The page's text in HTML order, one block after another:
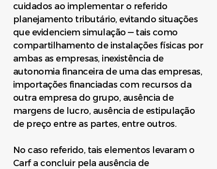
cuidados ao implementar o referido
planejamento tributário, evitando situações
que evidenciem simulação — tais como
compartilhamento de instalações físicas por
ambas as empresas, inexistência de
autonomia financeira de uma das empresas,
importações financiadas com recursos da
outra empresa do grupo, ausência de
margens de lucro, ausência de estipulação
de preço entre as partes, entre outros.
No caso referido, tais elementos levaram o
Carf a concluir pela ausência de